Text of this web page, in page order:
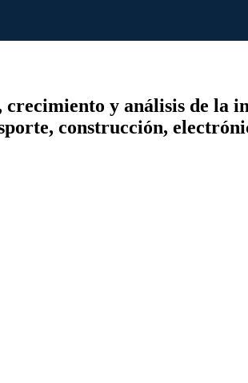
y análisis de la
construcción,